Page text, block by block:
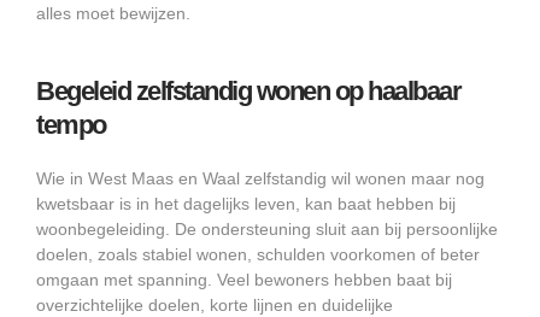
alles moet bewijzen.
Begeleid zelfstandig wonen op haalbaar
tempo
Wie in West Maas en Waal zelfstandig wil wonen maar nog
kwetsbaar is in het dagelijks leven, kan baat hebben bij
woonbegeleiding. De ondersteuning sluit aan bij persoonlijke
doelen, zoals stabiel wonen, schulden voorkomen of beter
omgaan met spanning. Veel bewoners hebben baat bij
overzichtelijke doelen, korte lijnen en duidelijke